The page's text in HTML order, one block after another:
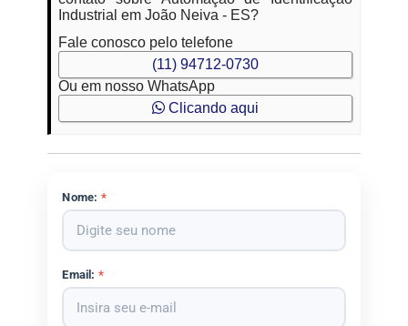
Industrial em João Neiva - ES?
Fale conosco pelo telefone
(11) 94712-0730
Ou em nosso WhatsApp
Clicando aqui
Nome: *
Email: *